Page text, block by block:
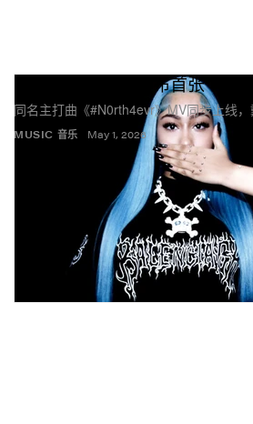
MUSIC 音乐
North West重磅发布首张个人EP
同名主打曲《#N0rth4evr》MV同步上线，
May 1, 2026